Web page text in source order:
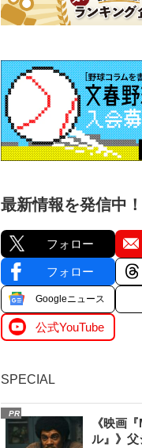
最新情報を発信中！
フォロー
フォロー
Googleニュース
公式YouTube
SPECIAL
PR
《映画
ル』》父